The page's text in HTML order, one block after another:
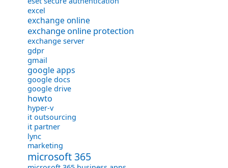
excel
exchange online
exchange online protection
exchange server
gdpr
gmail
google apps
google docs
google drive
howto
hyper-v
it outsourcing
it partner
lync
marketing
microsoft 365